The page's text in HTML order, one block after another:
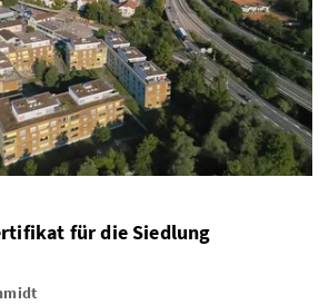
für die Siedlung